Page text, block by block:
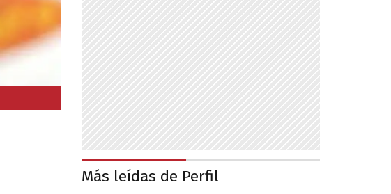
Más leídas de Perfil